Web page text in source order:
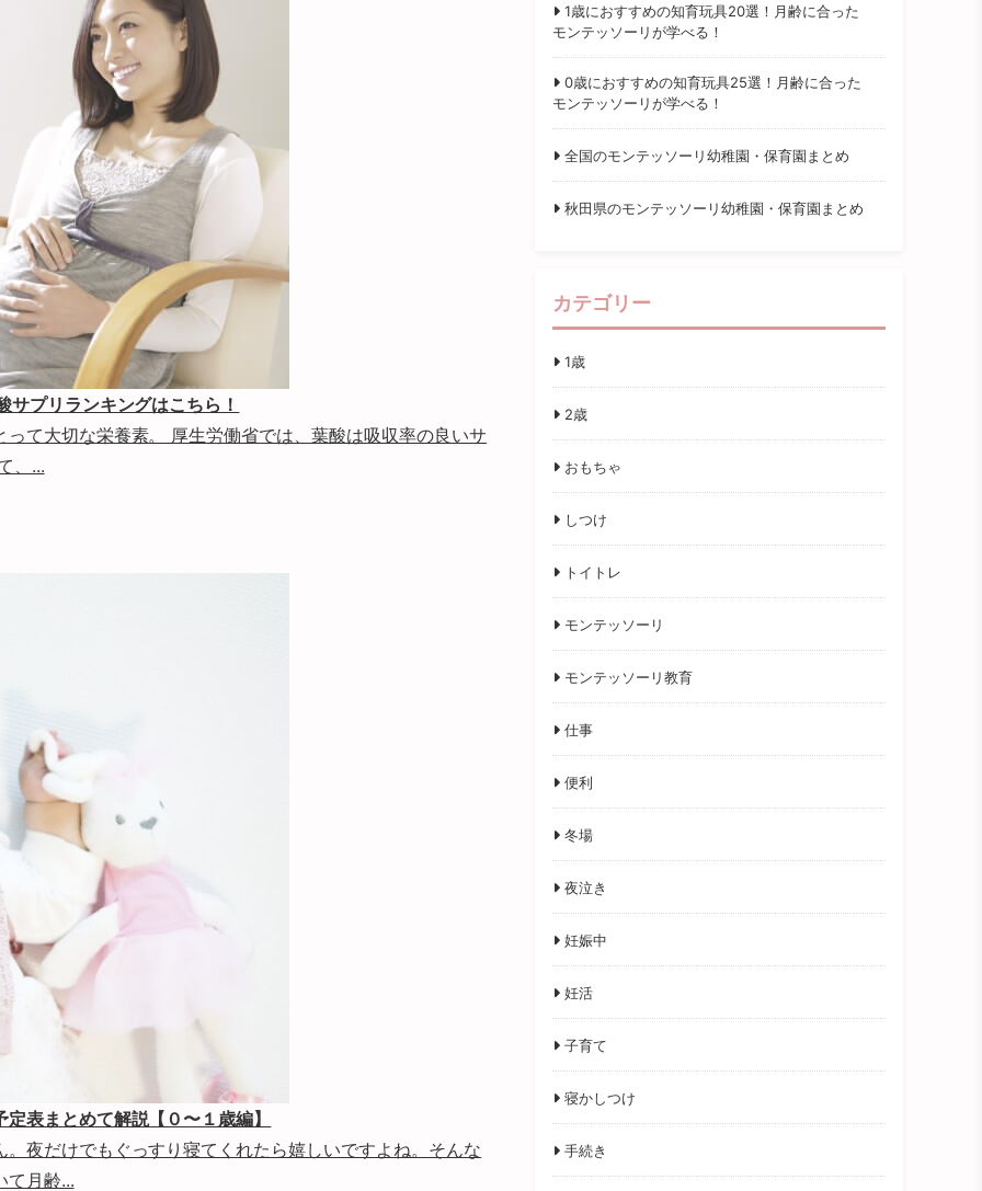
プリランキングはこちら！
て大切な栄養素。 厚生労働省では、葉酸は吸収率の良いサ
、...
表まとめて解説【０〜１歳編】
夜だけでもぐっすり寝てくれたら嬉しいですよね。そんな
て月齢...
1歳におすすめの知育玩具20選！月齢に合った
モンテッソーリが学べる！
0歳におすすめの知育玩具25選！月齢に合った
モンテッソーリが学べる！
全国のモンテッソーリ幼稚園・保育園まとめ
秋田県のモンテッソーリ幼稚園・保育園まとめ
カテゴリー
1歳
2歳
おもちゃ
しつけ
トイトレ
モンテッソーリ
モンテッソーリ教育
仕事
便利
冬場
夜泣き
妊娠中
妊活
子育て
寝かしつけ
手続き